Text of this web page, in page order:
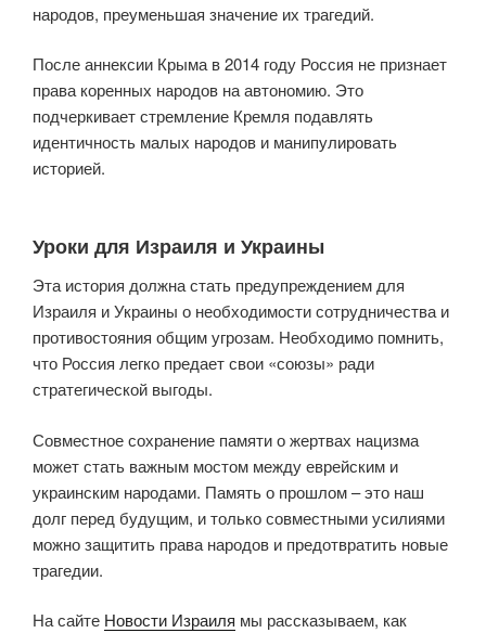
народов, преуменьшая значение их трагедий.
После аннексии Крыма в 2014 году Россия не признает
права коренных народов на автономию. Это
подчеркивает стремление Кремля подавлять
идентичность малых народов и манипулировать
историей.
Уроки для Израиля и Украины
Эта история должна стать предупреждением для
Израиля и Украины о необходимости сотрудничества и
противостояния общим угрозам. Необходимо помнить,
что Россия легко предает свои «союзы» ради
стратегической выгоды.
Совместное сохранение памяти о жертвах нацизма
может стать важным мостом между еврейским и
украинским народами. Память о прошлом – это наш
долг перед будущим, и только совместными усилиями
можно защитить права народов и предотвратить новые
трагедии.
На сайте Новости Израиля мы рассказываем, как